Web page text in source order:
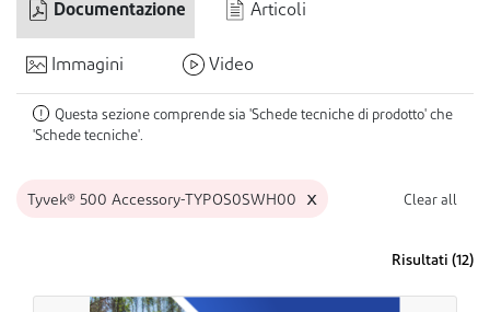
Documentazione Articoli
Immagini Video
!
Questa sezione comprende sia 'Schede tecniche di prodotto' che
'Schede tecniche'.
Tyvek® 500 Accessory-TYPOS0SWH00 x Clear all
Risultati (12)